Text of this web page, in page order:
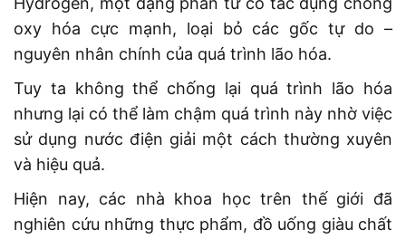
oxy hóa cực mạnh, loại bỏ các gốc tự do –
nguyên nhân chính của quá trình lão hóa.
Tuy ta không thể chống lại quá trình lão hóa
nhưng lại có thể làm chậm quá trình này nhờ việc
sử dụng nước điện giải một cách thường xuyên
và hiệu quả.
Hiện nay, các nhà khoa học trên thế giới đã
nghiên cứu những thực phẩm, đồ uống giàu chất